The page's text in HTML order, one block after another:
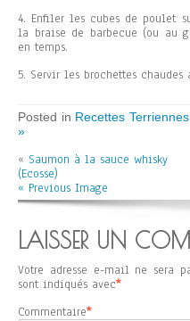
4. Enfiler les cubes de poulet
la braise de barbecue (ou au
en temps.
5. Servir les brochettes chaudes
Posted in Recettes
»
« Saumon à la sauce whisky
(Ecosse)
« Previous Image
LAISSER UN
Votre adresse e-mail ne sera
sont indiqués avec*
Commentaire*